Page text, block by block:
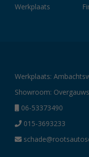
Werkplaats
Werkplaats:
Showroom:
06-53373490
015-3693233